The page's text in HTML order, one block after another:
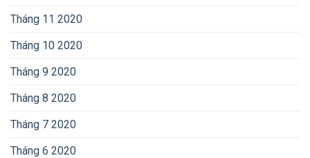
Tháng 11 2020
Tháng 10 2020
Tháng 9 2020
Tháng 8 2020
Tháng 7 2020
Tháng 6 2020